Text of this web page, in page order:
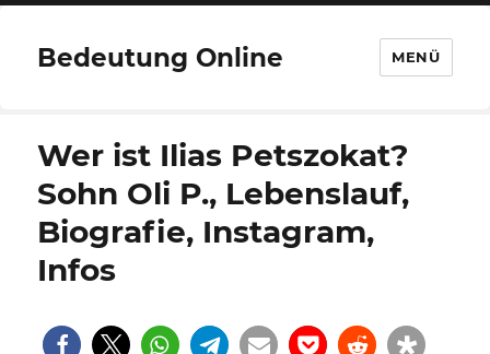
Bedeutung Online MENÜ
Wer ist Ilias Petszokat?
Sohn Oli P., Lebenslauf,
Biografie, Instagram,
Infos